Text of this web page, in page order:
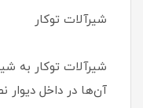
شیرآلات توکار
شیرآلات توکار به
آن‌ها در داخل